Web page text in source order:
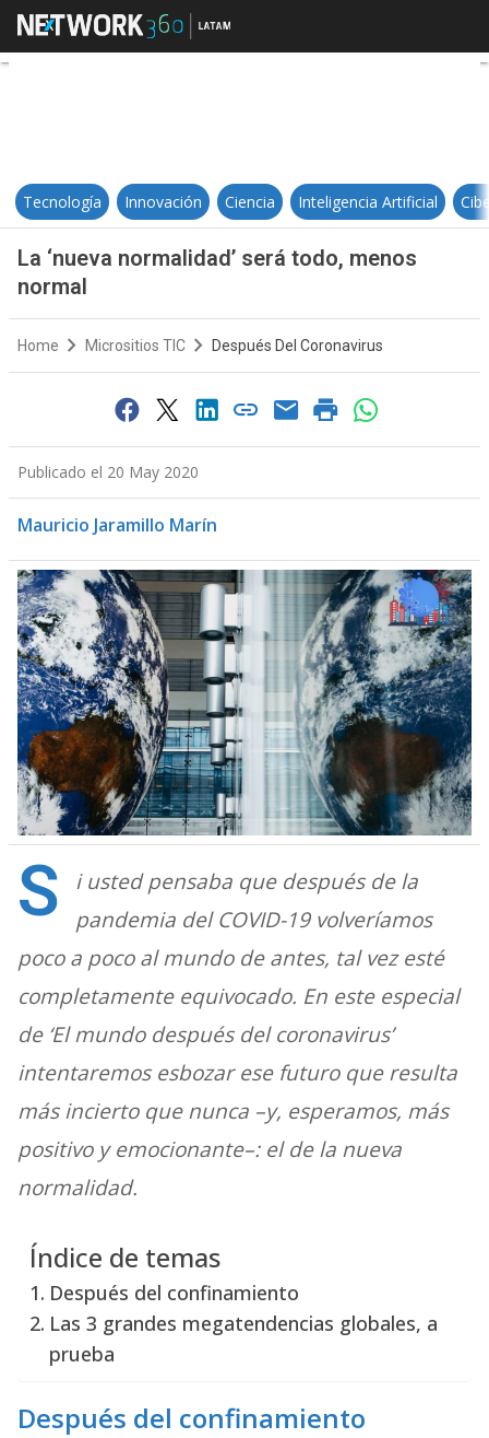
La ‘nueva normalidad’ será todo,
Tecnología Innovación Ciencia Inteligencia Artificial
La ‘nueva normalidad’ será todo, menos
normal
Home Micrositios TIC Después Del Coronavirus
Publicado el 20 May 2020
Mauricio Jaramillo Marín
S
i usted pensaba que después de la
pandemia del COVID-19 volveríamos
poco a poco al mundo de antes, tal vez esté
completamente equivocado. En este especial
de ‘El mundo después del coronavirus’
intentaremos esbozar ese futuro que resulta
más incierto que nunca –y, esperamos, más
positivo y emocionante–: el de la nueva
normalidad.
Índice de temas
Después del confinamiento
Las 3 grandes megatendencias globales, a
prueba
Después del confinamiento